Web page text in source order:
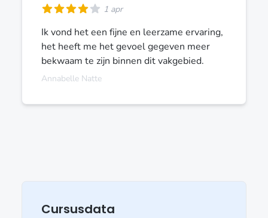
1 apr
Ik vond het een fijne en leerzame ervaring,
het heeft me het gevoel gegeven meer
bekwaam te zijn binnen dit vakgebied.
Annabelle Natte
Cursusdata